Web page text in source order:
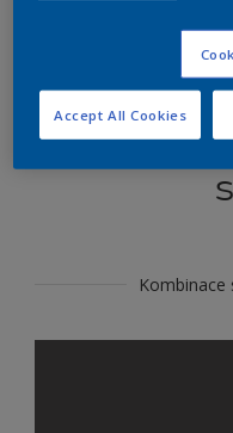
Kombinace
Accept All Cookies